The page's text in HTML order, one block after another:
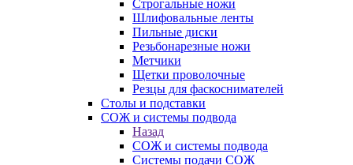
Строгальные ножи
Шлифовальные ленты
Пильные диски
Резьбонарезные ножи
Метчики
Щетки проволочные
Резцы для фаскоснимателей
Столы и подставки
СОЖ и системы подвода
Назад
СОЖ и системы подвода
Системы подачи СОЖ